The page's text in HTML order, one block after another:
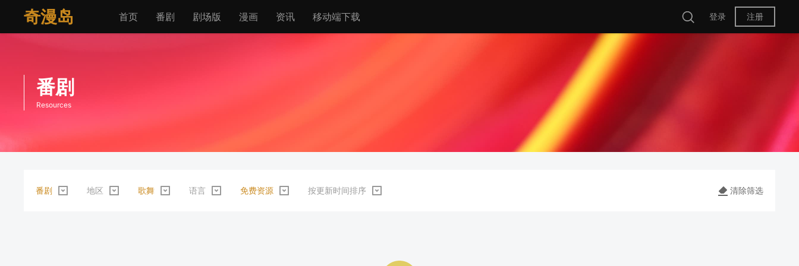
奇漫岛 首页 番剧 剧场版 漫画 资讯 移动端下载 登录 注册
番剧
Resources
番剧 地区 歌舞 语言 免费资源 按更新时间排序 清除筛选